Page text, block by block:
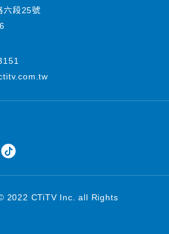
六段25號
2022 CTiTV Inc. all Rights